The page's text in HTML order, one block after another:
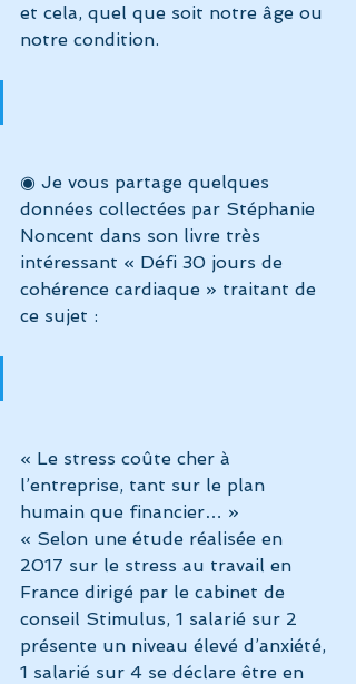
et cela, quel que soit notre âge ou
notre condition.
◉ Je vous partage quelques
données collectées par Stéphanie
Noncent dans son livre très
intéressant « Défi 30 jours de
cohérence cardiaque » traitant de
ce sujet :
« Le stress coûte cher à
l’entreprise, tant sur le plan
humain que financier… »
« Selon une étude réalisée en
2017 sur le stress au travail en
France dirigé par le cabinet de
conseil Stimulus, 1 salarié sur 2
présente un niveau élevé d’anxiété,
1 salarié sur 4 se déclare être en